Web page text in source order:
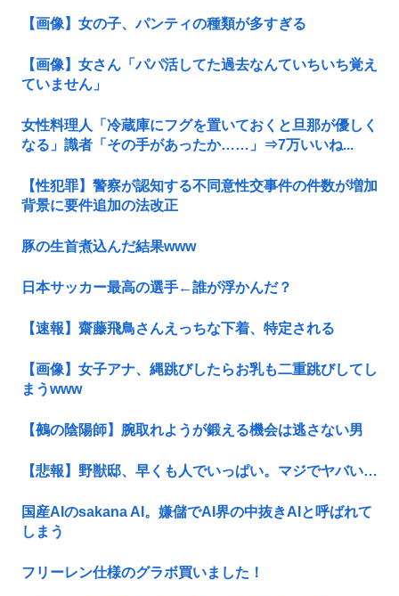
【画像】女の子、パンティの種類が多すぎる
【画像】女さん「パパ活してた過去なんていちいち覚え
ていません」
女性料理人「冷蔵庫にフグを置いておくと旦那が優しく
なる」識者「その手があったか……」⇒7万いいね...
【性犯罪】警察が認知する不同意性交事件の件数が増加
背景に要件追加の法改正
豚の生首煮込んだ結果www
日本サッカー最高の選手←誰が浮かんだ？
【速報】齋藤飛鳥さんえっちな下着、特定される
【画像】女子アナ、縄跳びしたらお乳も二重跳びしてし
まうwww
【鵺の陰陽師】腕取れようが鍛える機会は逃さない男
【悲報】野獣邸、早くも人でいっぱい。マジでヤバい…
国産AIのsakana AI。嫌儲でAI界の中抜きAIと呼ばれて
しまう
フリーレン仕様のグラボ買いました！